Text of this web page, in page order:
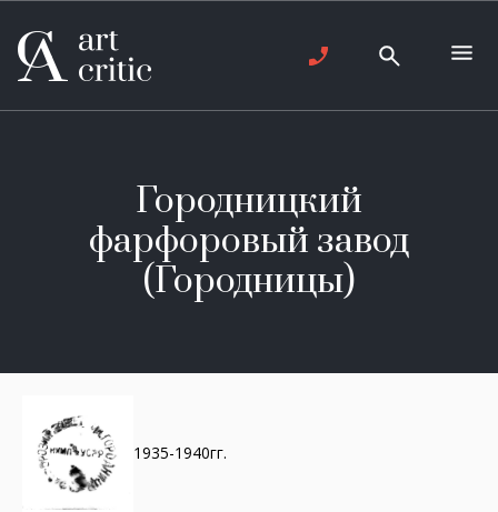
Городницкий
фарфоровый завод
(Городницы)
1935-1940гг.